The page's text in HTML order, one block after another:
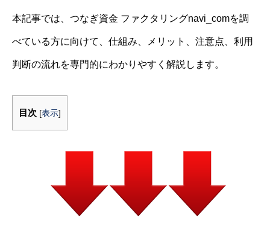
本記事では、つなぎ資金 ファクタリングnavi_comを調
べている方に向けて、仕組み、メリット、注意点、利用
判断の流れを専門的にわかりやすく解説します。
目次 [表示]